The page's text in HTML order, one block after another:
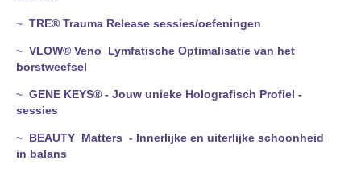
~ TRE® Trauma Release sessies/oefeningen
~ VLOW® Veno
Lymfatische Optimalisatie van het
borstweefsel
~ GENE KEYS® - Jouw unieke Holografisch Profiel -
sessies
~ BEAUTY Matters - Innerlijke en uiterlijke schoonheid
in balans